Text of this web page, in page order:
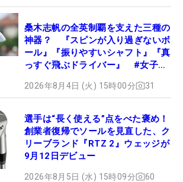
桑木志帆の全英制覇を支えた三種の
神器？ 『スピンが入り過ぎないボ
ール』『振りやすいシャフト』『真
っすぐ飛ぶドライバー』 #女子プ
2026年8月4日 (火) 15時00分 31
選手は“長く使える”点をべた褒め！
創業者復帰でソールを見直した、ク
リーブランド『RTZ 2』ウェッジが
9月12日デビュー
2026年8月5日 (水) 15時09分 60